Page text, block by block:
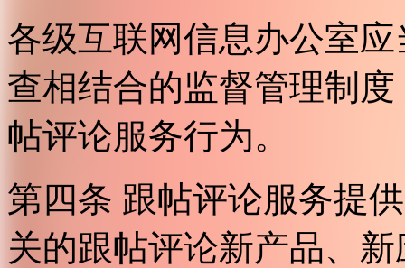
各级互联网信息办公室
查相结合的监督管理制
帖评论服务行为。
第四条 跟帖评论服务提
关的跟帖评论新产品、